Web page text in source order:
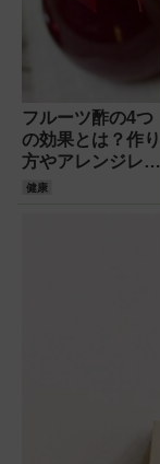
フルーツ酢の4つ
の効果とは？作り
方やアレンジレシ
ピ・市販のおすす
健康